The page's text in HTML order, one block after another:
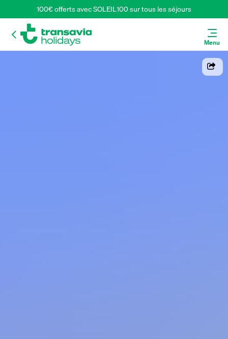
100€ offerts avec SOLEIL100 sur tous les séjours
Menu